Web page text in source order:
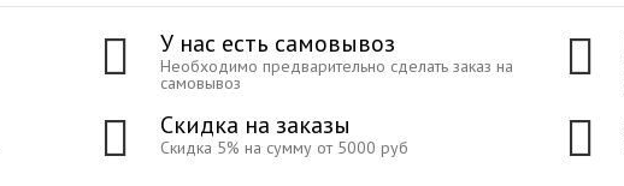
У нас есть самовывоз
Необходимо предварительно сделать заказ на
самовывоз
Скидка на заказы
Скидка 5% на сумму от 5000 руб